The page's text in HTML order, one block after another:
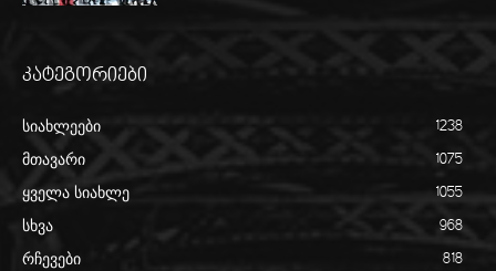
კატეგორიები
სიახლეები 1238
მთავარი 1075
ყველა სიახლე 1055
სხვა 968
რჩევები 818